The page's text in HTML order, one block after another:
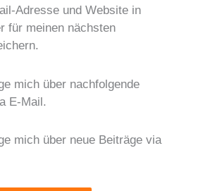
Adresse und Website in
für meinen nächsten
mich über nachfolgende
E-Mail.
mich über neue Beiträge via